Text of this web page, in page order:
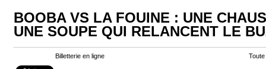
BOOBA VS LA FOUINE : UNE
UNE SOUPE QUI RELANCENT LE
Billetterie en ligne